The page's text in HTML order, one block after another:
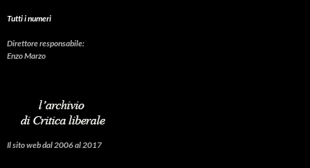
Tutti i numeri
Direttore responsabile:
Enzo Marzo
Il sito web dal 2006 al 2017